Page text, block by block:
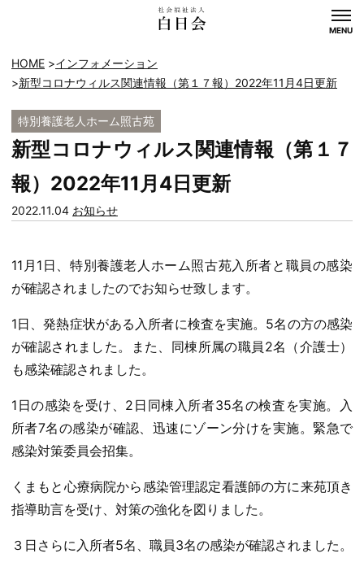
MENU
HOME
インフォメーション
新型コロナウィルス関連情報（第１７報）2022年11月4日更新
特別養護老人ホーム照古苑
新型コロナウィルス関連情報（第１７
報）2022年11月4日更新
2022.11.04 カ
リー:
お知らせ
11月1日、特別養護老人ホーム照古苑入所者と職員の感染
が確認されましたのでお知らせ致します。
1日、発熱症状がある入所者に検査を実施。5名の方の感染
が確認されました。また、同棟所属の職員2名（介護士）
も感染確認されました。
1日の感染を受け、2日同棟入所者35名の検査を実施。入
所者7名の感染が確認、迅速にゾーン分けを実施。緊急で
感染対策委員会招集。
くまもと心療病院から感染管理認定看護師の方に来苑頂き
指導助言を受け、対策の強化を図りました。
３日さらに入所者5名、職員3名の感染が確認されました。